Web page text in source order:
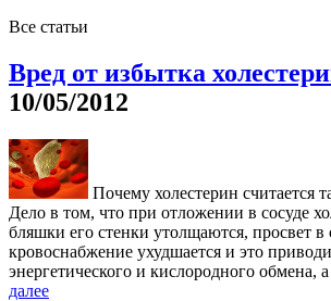
Все статьи
Вред от избытка
10/05/2012
Почему холестерин считается
Дело в том, что при отложении в сосуде
бляшки его стенки утолщаются, просвет в
кровоснабжение ухудшается и это
энергетического и кислородного обмена,
далее